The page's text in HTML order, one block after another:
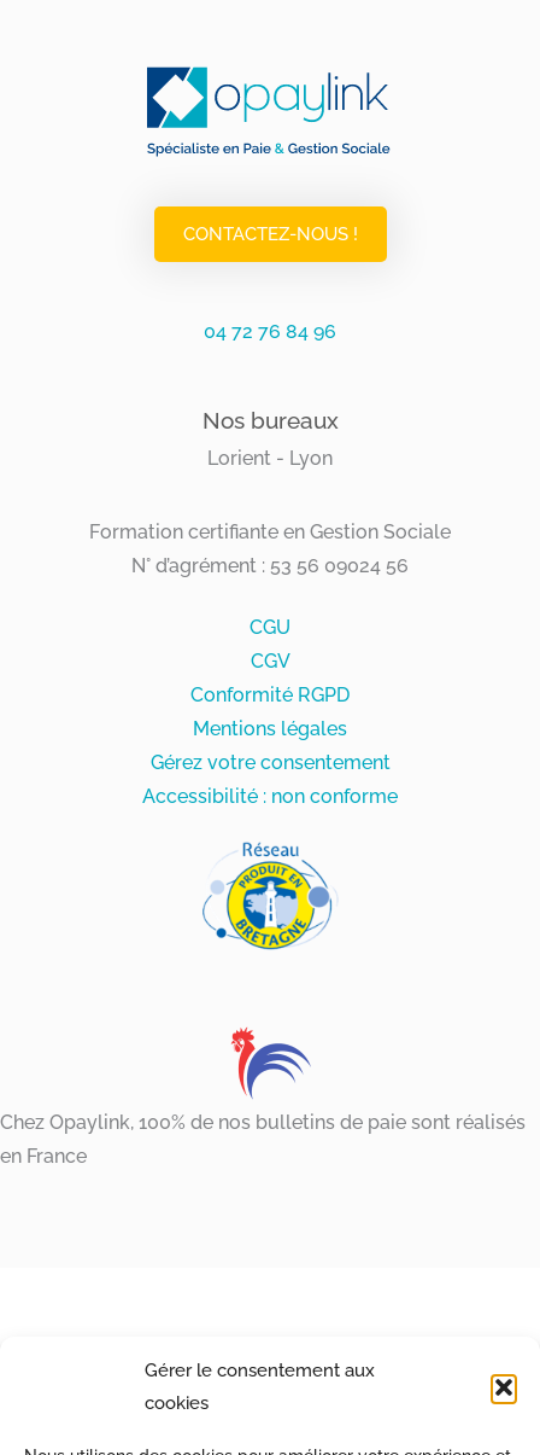
Gérer le consentement aux
cookies
CONTACTEZ-NOUS !
04 72 76 84 96
Nos bureaux
Lorient - Lyon
Formation certifiante en Gestion Sociale
N° d’agrément : 53 56 09024 56
CGU
CGV
Conformité RGPD
Mentions légales
Gérez votre consentement
Accessibilité : non conforme
Chez Opaylink, 100% de nos bulletins de paie sont réalisés
en France